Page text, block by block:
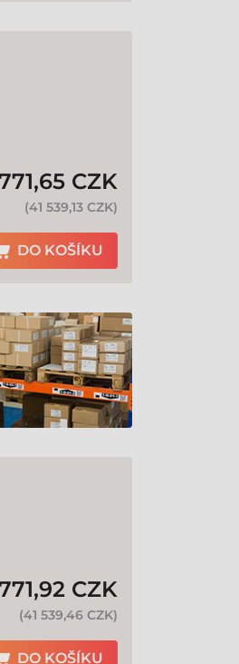
CZK
(41 539,13 CZK)
DO KOŠÍKU
CZK
(41 539,46 CZK)
DO KOŠÍKU